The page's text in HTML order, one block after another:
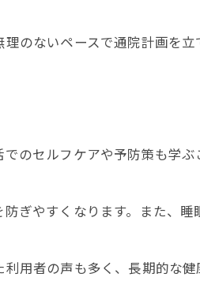
のないペースで通院計画を
のセルフケアや予防策も学
ぎやすくなります。また、
用者の声も多く、長期的な